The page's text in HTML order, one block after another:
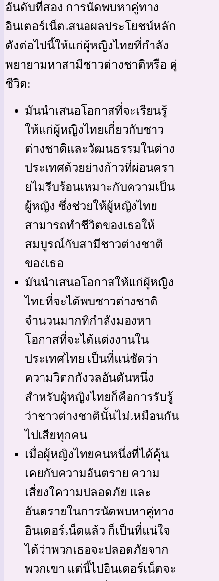
อันดับที่สอง การนัดพบหาคู่ทาง
อินเตอร์เน็ตเสนอผลประโยชน์หลัก
ดังต่อไปนี้ให้แก่ผู้หญิงไทยที่กำลัง
พยายามหาสามีชาวต่างชาติหรือ คู่
ชีวิต:
มันนำเสนอโอกาสที่จะเรียนรู้
ให้แก่ผู้หญิงไทยเกี่ยวกับชาว
ต่างชาติและวัฒนธรรมในต่าง
ประเทศด้วยย่างก้าวที่ผ่อนครา
ยไม่รีบร้อนเหมาะกับความเป็น
ผู้หญิง ซึ่งช่วยให้ผู้หญิงไทย
สามารถทำชีวิตของเธอให้
สมบูรณ์กับสามีชาวต่างชาติ
ของเธอ
มันนำเสนอโอกาสให้แก่ผู้หญิง
ไทยที่จะได้พบชาวต่างชาติ
จำนวนมากที่กำลังมองหา
โอกาสที่จะได้แต่งงานใน
ประเทศไทย เป็นที่แน่ชัดว่า
ความวิตกกังวลอันดันหนึ่ง
สำหรับผู้หญิงไทยก็คือการรับรู้
ว่าชาวต่างชาตินั้นไม่เหมือนกัน
ไปเสียทุกคน
เมื่อผู้หญิงไทยคนหนึ่งที่ได้คุ้น
เคยกับความอันตราย ความ
เสี่ยงใความปลอดภัย และ
อันตรายในการนัดพบหาคู่ทาง
อินเตอร์เน็ตแล้ว ก็เป็นที่แน่ใจ
ได้ว่าพวกเธอจะปลอดภัยจาก
พวกเขา แต่นี้ไปอินเตอร์เน็ตจะ